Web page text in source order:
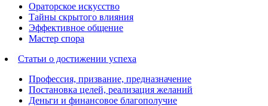
Ораторское искусство
Тайны скрытого влияния
Эффективное общение
Мастер спора
Статьи о достижении успеха
Профессия, призвание, предназначение
Постановка целей, реализация желаний
Деньги и финансовое благополучие